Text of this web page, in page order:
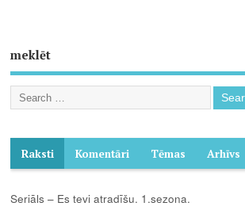
meklēt
Raksti Komentāri Tēmas Arhīvs
Seriāls – Es tevi atradīšu. 1.sezona.